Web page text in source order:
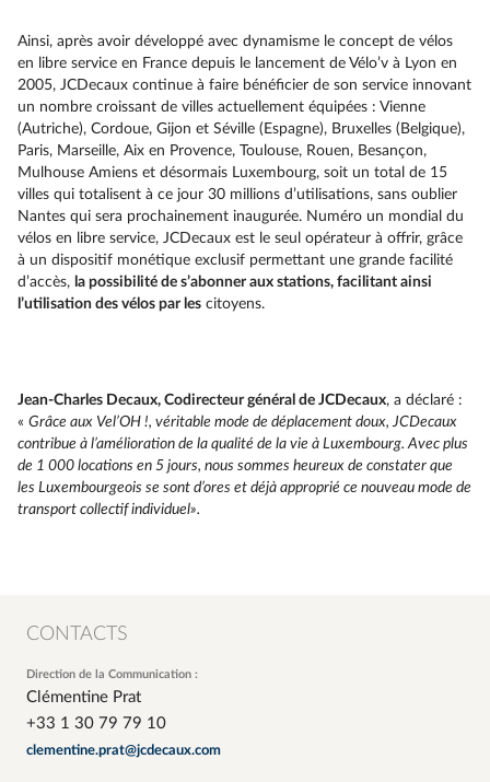
Ainsi, après avoir développé avec dynamisme le concept de vélos
en libre service en France depuis le lancement de Vélo’v à Lyon en
2005, JCDecaux continue à faire bénéficier de son service innovant
un nombre croissant de villes actuellement équipées : Vienne
(Autriche), Cordoue, Gijon et Séville (Espagne), Bruxelles (Belgique),
Paris, Marseille, Aix en Provence, Toulouse, Rouen, Besançon,
Mulhouse Amiens et désormais Luxembourg, soit un total de 15
villes qui totalisent à ce jour 30 millions d’utilisations, sans oublier
Nantes qui sera prochainement inaugurée. Numéro un mondial du
vélos en libre service, JCDecaux est le seul opérateur à offrir, grâce
à un dispositif monétique exclusif permettant une grande facilité
d’accès, la possibilité de s’abonner aux stations, facilitant ainsi
l’utilisation des vélos par les citoyens.
Jean-Charles Decaux, Codirecteur général de JCDecaux, a déclaré :
« Grâce aux Vel’OH !, véritable mode de déplacement doux, JCDecaux
contribue à l’amélioration de la qualité de la vie à Luxembourg. Avec plus
de 1 000 locations en 5 jours, nous sommes heureux de constater que
les Luxembourgeois se sont d’ores et déjà approprié ce nouveau mode de
transport collectif individuel».
CONTACTS
Direction de la Communication :
Clémentine Prat
+33 1 30 79 79 10
clementine.prat@jcdecaux.com